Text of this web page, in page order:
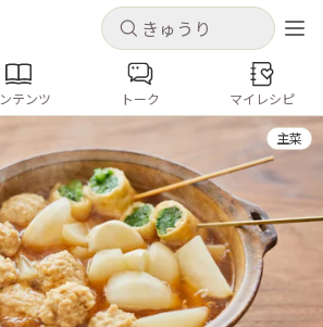
キャンセル
ンするとレシピを保存できます
ン 新規登録
ツ
キャンセル
コンテンツ
シピ
なす トマト
とうもろこし
みょうが ゴーヤ
テンツ トーク マイレシピ
主菜